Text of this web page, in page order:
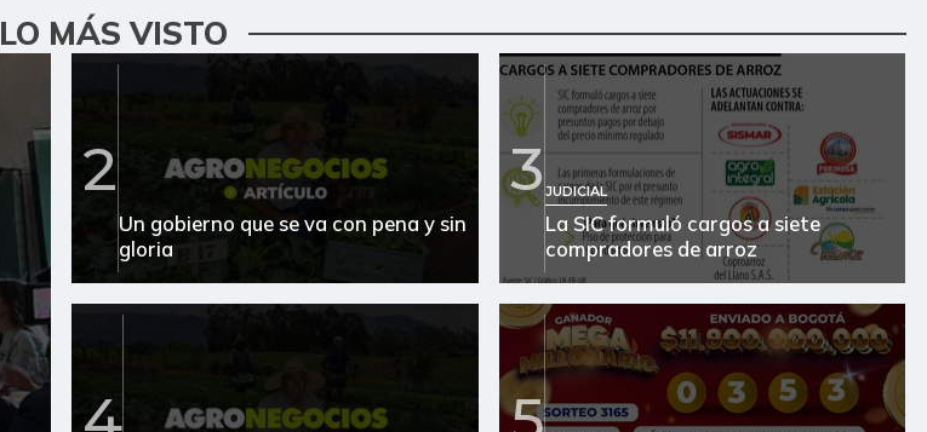
LO MÁS VISTO
2
Un gobierno que se va con pena y sin
gloria
3 JUDICIAL
La SIC formuló cargos a siete
compradores de arroz